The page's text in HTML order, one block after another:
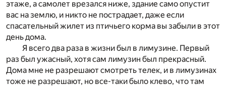
этаже, а самолет врезался ниже, здание само опустит
вас на землю, и никто не пострадает, даже если
спасательный жилет из птичьего корма вы забыли в этот
день дома.
Я всего два раза в жизни был в лимузине. Первый
раз был ужасный, хотя сам лимузин был прекрасный.
Дома мне не разрешают смотреть телек, и в лимузинах
тоже не разрешают, но все-таки было клево, что там